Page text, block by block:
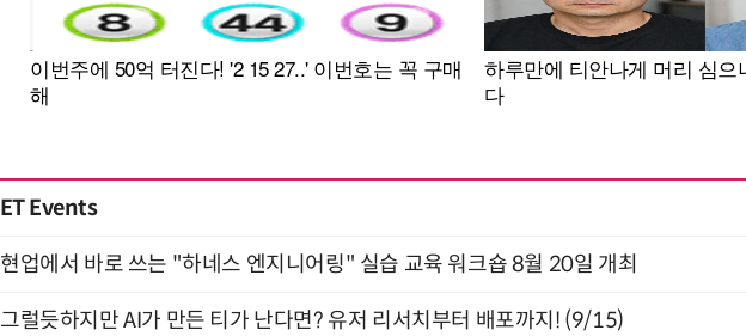
ET Events
현업에서 바로 쓰는 "하네스 엔지니어링" 실습 교육 워크숍 8월 20일 개최
그럴듯하지만 AI가 만든 티가 난다면? 유저 리서치부터 배포까지! (9/15)